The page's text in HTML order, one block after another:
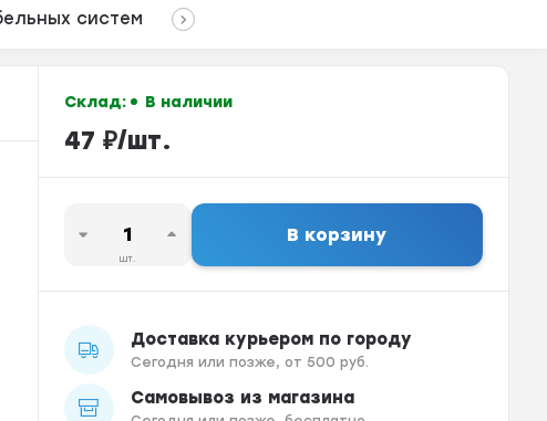
систем
Склад: В наличии
47 ₽/шт.
шт.
В корзину
Доставка курьером по городу
Сегодня или позже, от 500 руб.
Самовывоз из магазина